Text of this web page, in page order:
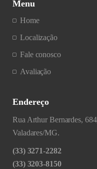
Menu
Home
Localização
Fale conosco
Avaliação
Endereço
Rua Arthur Bernardes,
Valadares/MG.
(33) 3271-2282
(33) 3203-8150